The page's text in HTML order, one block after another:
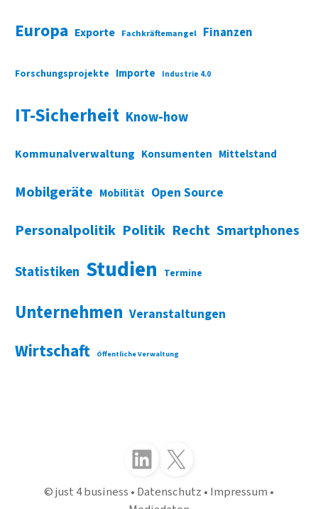
Europa Exporte Fachkräftemangel Finanzen
Forschungsprojekte Importe Industrie 4.0
IT-Sicherheit Know-how
Kommunalverwaltung Konsumenten Mittelstand
Mobilgeräte Mobilität Open Source
Personalpolitik Politik Recht Smartphones
Statistiken Studien Termine
Unternehmen Veranstaltungen
Wirtschaft Öffentliche Verwaltung
Folgen Sie uns auf LinkedInFolgen Sie uns auf X (Twitter)
just 4 business Datenschutz Impressum